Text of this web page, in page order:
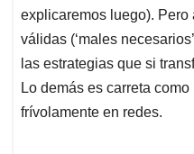
explicaremos luego).
válidas (‘males
las estrategias que si
Lo demás es carreta
frívolamente en redes.